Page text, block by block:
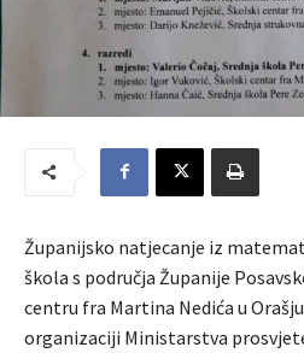
Županijsko natjecanje iz
škola s područja Županije
centru fra Martina Nedića u
organizaciji Ministarstva